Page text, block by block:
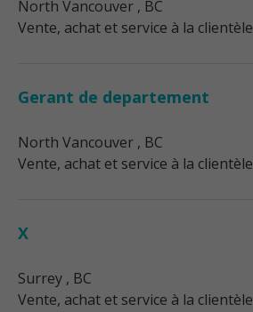
North Vancouver , BC
Vente, achat et service à la clientèle
Gerant de departement
North Vancouver , BC
Vente, achat et service à la clientèle
X
Surrey , BC
Vente, achat et service à la clientèle